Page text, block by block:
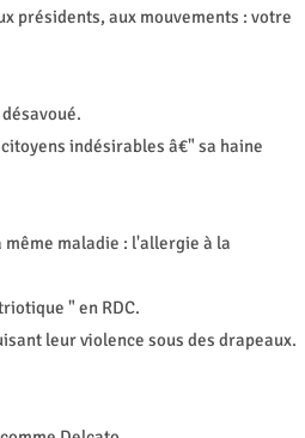
présidents, aux mouvements : votre
indésirables â€" sa haine
maladie : l'allergie à la
" en RDC.
leur violence sous des drapeaux.